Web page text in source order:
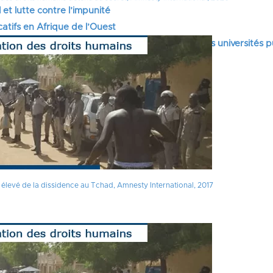
et lutte contre l’impunité
en Afrique de l’Ouest
: la parole aux enseignants-chercheurs des universités
de la dissidence au Tchad, Amnesty International, 2017